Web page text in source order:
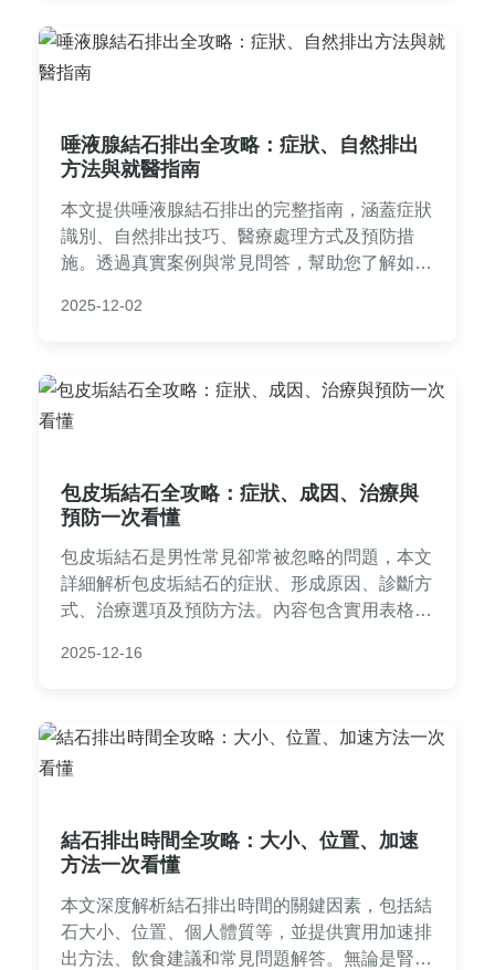
唾液腺結石排出全攻略：症狀、自然排出
方法與就醫指南
本文提供唾液腺結石排出的完整指南，涵蓋症狀
識別、自然排出技巧、醫療處理方式及預防措
施。透過真實案例與常見問答，幫助您了解如何
於醫學知識與實用經驗，適合正面臨結石困擾的
2025-12-02
包皮垢結石全攻略：症狀、成因、治療與
預防一次看懂
包皮垢結石是男性常見卻常被忽略的問題，本文
詳細解析包皮垢結石的症狀、形成原因、診斷方
式、治療選項及預防方法。內容包含實用表格、
處理和預防包皮垢結石，維護私處健康。
2025-12-16
結石排出時間全攻略：大小、位置、加速
方法一次看懂
本文深度解析結石排出時間的關鍵因素，包括結
石大小、位置、個人體質等，並提供實用加速排
出方法、飲食建議和常見問題解答。無論是腎結